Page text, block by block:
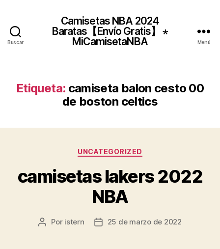
Buscar
Camisetas NBA 2024
Baratas【Envío Gratis】 ⋆
MiCamisetaNBA
Menú
Etiqueta: camiseta balon cesto 00
de boston celtics
Categorías
UNCATEGORIZED
camisetas lakers 2022
NBA
Autor
Por istern
Fecha25 de marzo de 2022